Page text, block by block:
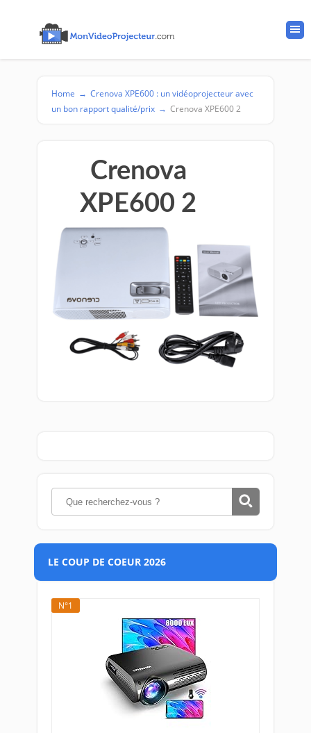
Home → Crenova XPE600 : un vidéoprojecteur avec
un bon rapport qualité/prix → Crenova XPE600 2
Crenova
XPE600 2
LE COUP DE COEUR 2026
N°1